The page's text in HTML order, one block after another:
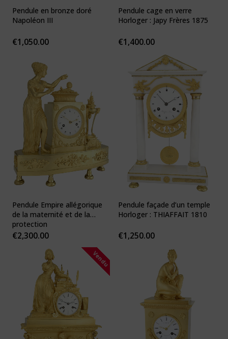
Pendule en bronze doré
Napoléon III
€1,050.00
Pendule cage en verre
Horloger : Japy Frères 1875
€1,400.00
Pendule Empire allégorique
de la maternité et de la
protection
€2,300.00
Pendule façade d’un temple
Horloger : THIAFFAIT 1810
€1,250.00
Vendu